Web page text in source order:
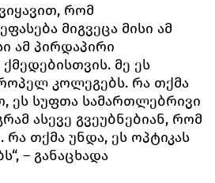
რომ
მიგვეცა მისი ამ
ამ პირდაპირი
მე ეს
კოლეგებს. რა თქმა
ეს სუფთა სამართლებრივი
ასევე გვეუბნებიან, რომ
რა თქმა უნდა, ეს ოპტიკას
– განაცხადა